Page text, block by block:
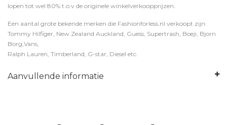
lopen tot wel 80% t.o.v de originele winkelverkoopprijzen.
Een aantal grote bekende merken die Fashionforless.nl verkoopt zijn:
Tommy Hilfiger, New Zealand Auckland, Guess, Supertrash, Boeji, Bjorn
Borg,Vans,
Ralph Lauren, Timberland, G-star, Diesel etc.
Aanvullende informatie